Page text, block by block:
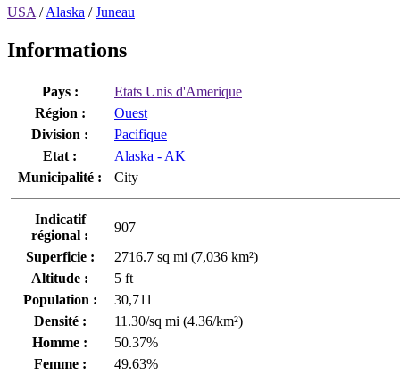
USA /Alaska /Juneau
Informations
Pays :
Etats Unis d'Amerique
Région :
Ouest
Division :
Pacifique
Etat :
Alaska - AK
Municipalité :
City
Indicatif
régional :
907
Superficie :
2716.7 sq mi (7,036 km²)
Altitude :
5 ft
Population :
30,711
Densité :
11.30/sq mi (4.36/km²)
Homme :
50.37%
Femme :
49.63%